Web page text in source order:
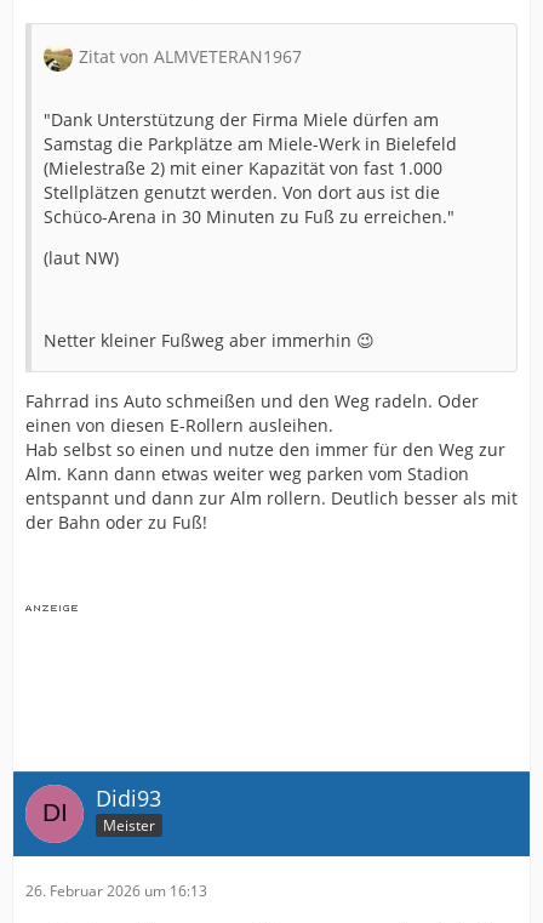
Zitat von ALMVETERAN1967
"Dank Unterstützung der Firma Miele dürfen am
Samstag die Parkplätze am Miele-Werk in Bielefeld
(Mielestraße 2) mit einer Kapazität von fast 1.000
Stellplätzen genutzt werden. Von dort aus ist die
Schüco-Arena in 30 Minuten zu Fuß zu erreichen."
(laut NW)
Netter kleiner Fußweg aber immerhin 😉
Fahrrad ins Auto schmeißen und den Weg radeln. Oder
einen von diesen E-Rollern ausleihen.
Hab selbst so einen und nutze den immer für den Weg zur
Alm. Kann dann etwas weiter weg parken vom Stadion
entspannt und dann zur Alm rollern. Deutlich besser als mit
der Bahn oder zu Fuß!
Didi93
Meister
26. Februar 2026 um 16:13